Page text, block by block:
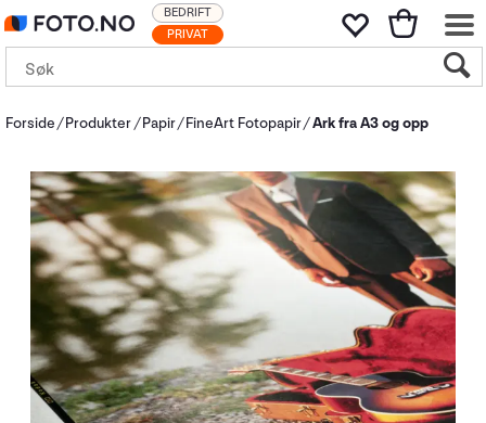
PRIVAT
BEDRIFT
Forside Produkter Papir FineArt Fotopapir Ark fra A3 og opp